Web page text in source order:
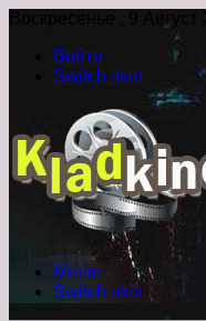
Воскресенье , 9 Август
Войти
Switch skin
Меню
Switch skin